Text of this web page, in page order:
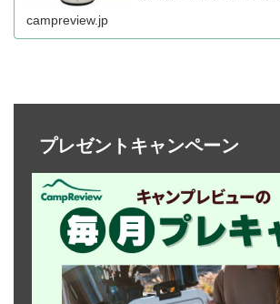
campreview.jp
プレゼントキャンペーン